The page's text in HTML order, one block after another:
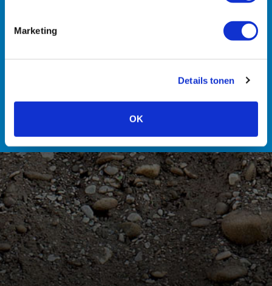
Marketing
Details tonen
OK
Hulpmiddelen